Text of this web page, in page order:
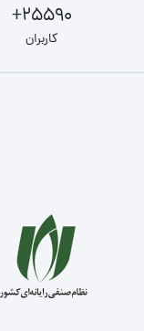
25590+
کاربران